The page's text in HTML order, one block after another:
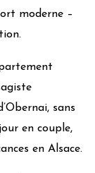
moderne –
sans
en couple,
en Alsace.